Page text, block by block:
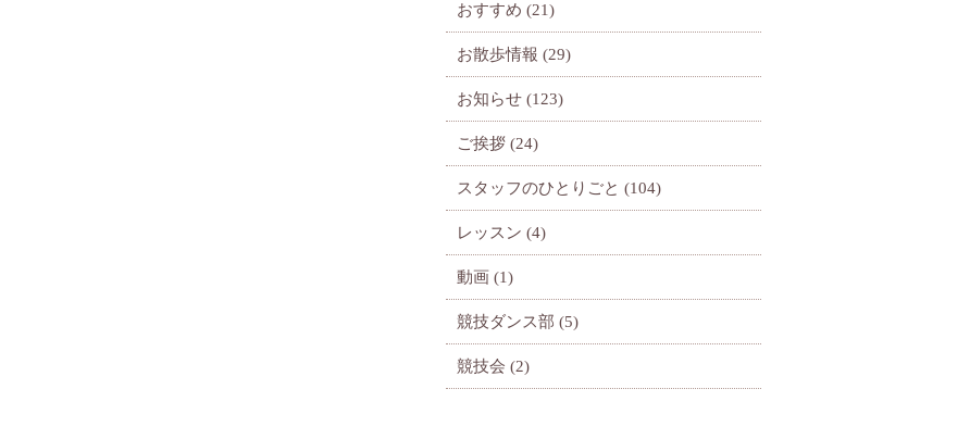
おすすめ (21)
お散歩情報 (29)
お知らせ (123)
ご挨拶 (24)
スタッフのひとりごと (104)
レッスン (4)
動画 (1)
競技ダンス部 (5)
競技会 (2)